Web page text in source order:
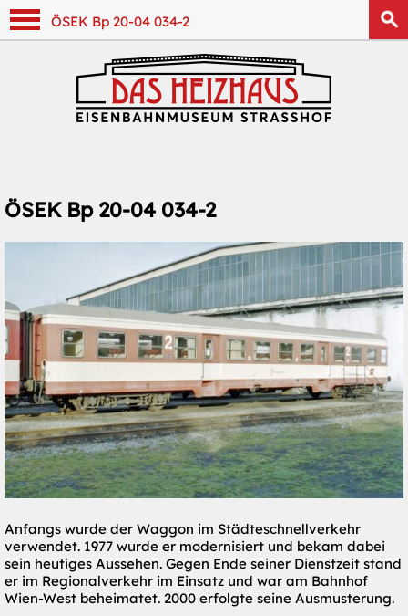
Navigation anzeigen
ÖSEK Bp 20-04 034-2
ÖSEK Bp 20-04 034-2
Anfangs wurde der Waggon im Städteschnellverkehr
verwendet. 1977 wurde er modernisiert und bekam dabei
sein heutiges Aussehen. Gegen Ende seiner Dienstzeit stand
er im Regionalverkehr im Einsatz und war am Bahnhof
Wien-West beheimatet. 2000 erfolgte seine Ausmusterung.